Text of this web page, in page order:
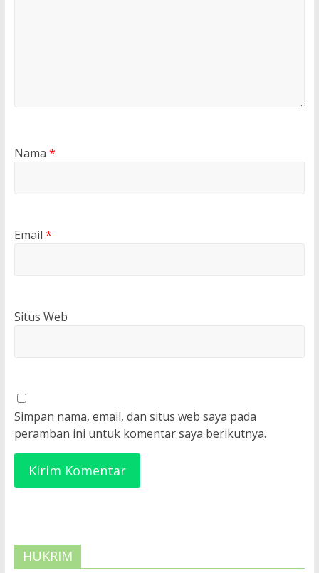
Nama *
Email *
Situs Web
Simpan nama, email, dan situs web saya pada
peramban ini untuk komentar saya berikutnya.
HUKRIM